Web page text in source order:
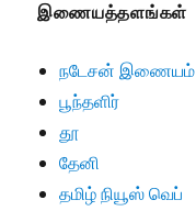
இணையத்தளங்கள்
நடேசன் இணையம்
பூந்தளிர்
தூ
தேனி
தமிழ் நியூஸ் வெப்